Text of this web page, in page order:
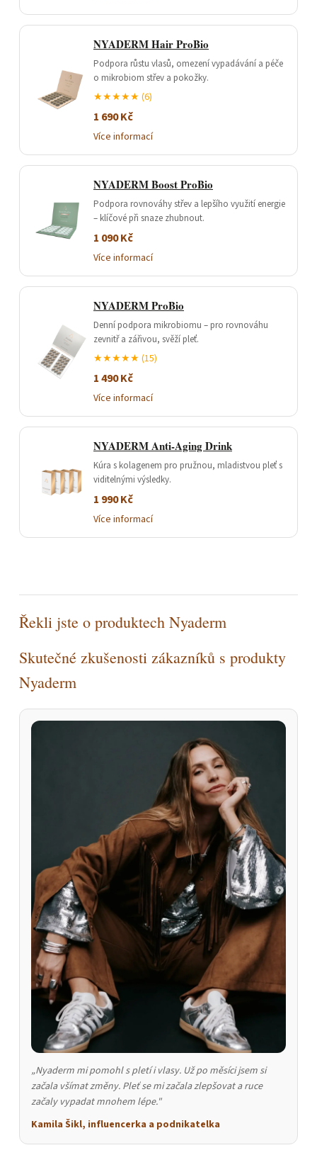
NYADERM Hair ProBio
Podpora růstu vlasů, omezení vypadávání a péče
o mikrobiom střev a pokožky.
★★★★★ (6)
1 690 Kč
Více informací
NYADERM Boost ProBio
Podpora rovnováhy střev a lepšího využití energie
– klíčové při snaze zhubnout.
1 090 Kč
Více informací
NYADERM ProBio
Denní podpora mikrobiomu – pro rovnováhu
zevnitř a zářivou, svěží pleť.
★★★★★ (15)
1 490 Kč
Více informací
NYADERM Anti-Aging Drink
Kúra s kolagenem pro pružnou, mladistvou pleť s
viditelnými výsledky.
1 990 Kč
Více informací
Řekli jste o produktech Nyaderm
Skutečné zkušenosti zákazníků s produkty
Nyaderm
„Nyaderm mi pomohl s pletí i vlasy. Už po měsíci jsem si
začala všímat změny. Pleť se mi začala zlepšovat a ruce
začaly vypadat mnohem lépe."
Kamila Šikl, influencerka a podnikatelka